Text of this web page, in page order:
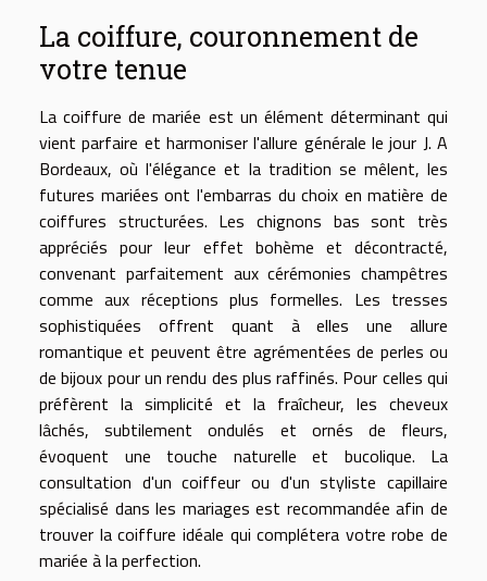
La coiffure, couronnement de
votre tenue
La coiffure de mariée est un élément déterminant qui
vient parfaire et harmoniser l'allure générale le jour J. A
Bordeaux, où l'élégance et la tradition se mêlent, les
futures mariées ont l'embarras du choix en matière de
coiffures structurées. Les chignons bas sont très
appréciés pour leur effet bohème et décontracté,
convenant parfaitement aux cérémonies champêtres
comme aux réceptions plus formelles. Les tresses
sophistiquées offrent quant à elles une allure
romantique et peuvent être agrémentées de perles ou
de bijoux pour un rendu des plus raffinés. Pour celles qui
préfèrent la simplicité et la fraîcheur, les cheveux
lâchés, subtilement ondulés et ornés de fleurs,
évoquent une touche naturelle et bucolique. La
consultation d'un coiffeur ou d'un styliste capillaire
spécialisé dans les mariages est recommandée afin de
trouver la coiffure idéale qui complétera votre robe de
mariée à la perfection.